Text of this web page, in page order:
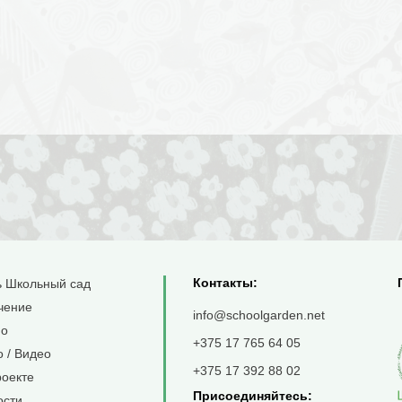
Школьный сад
/ Видео
Контакты:
info@schoolgarden.net
+375 17 765 64 05
+375 17 392 88 02
Присоединяйтесь: